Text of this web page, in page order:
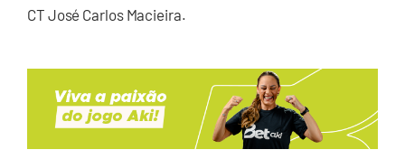
CT José Carlos Macieira.